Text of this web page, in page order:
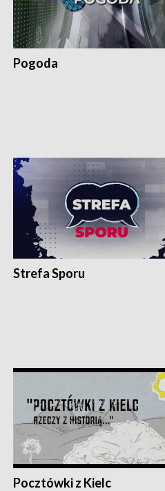
Pogoda
Strefa Sporu
Pocztówki z Kielc